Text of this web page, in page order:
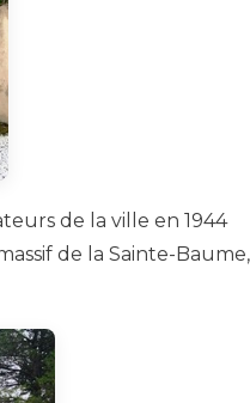
de la ville en 1944
de la Sainte-